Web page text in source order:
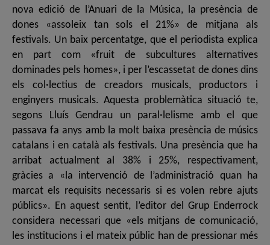
nova edició de l’Anuari de la Música, la presència de
dones «assoleix tan sols el 21%» de mitjana als
festivals. Un baix percentatge, que el periodista explica
en part com «fruit de subcultures alternatives
dominades pels homes», i per l’escassetat de dones dins
els col·lectius de creadors musicals, productors i
enginyers musicals. Aquesta problemàtica situació te,
segons Lluís Gendrau un paral·lelisme amb el que
passava fa anys amb la molt baixa presència de músics
catalans i en català als festivals. Una presència que ha
arribat actualment al 38% i 25%, respectivament,
gràcies a «la intervenció de l’administració quan ha
marcat els requisits necessaris si es volen rebre ajuts
públics». En aquest sentit, l’editor del Grup Enderrock
considera necessari que «els mitjans de comunicació,
les institucions i el mateix públic han de pressionar més